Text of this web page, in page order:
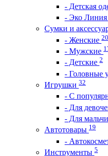
- Детская
- Эко Линия
Сумки и
- Женские
- Мужские
- Детские 2
- Головные
Игрушки 32
- С
- Для
- Для
Автотовары 19
-
Инструменты 5